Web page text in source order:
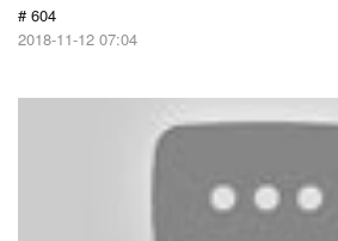
# 604
2018-11-12 07:04